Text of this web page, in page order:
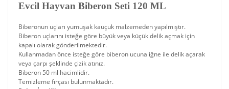
Evcil Hayvan Biberon Seti 120 ML
Biberonun uçları yumuşak kauçuk malzemeden yapılmıştır.
Biberon uçlarını isteğe göre büyük veya küçük delik açmak için
kapalı olarak gönderilmektedir.
Kullanmadan önce isteğe göre biberon ucuna iğne ile delik açarak
veya çarpı şeklinde çizik atınız.
Biberon 50 ml hacimlidir.
Temizleme fırçası bulunmaktadır.